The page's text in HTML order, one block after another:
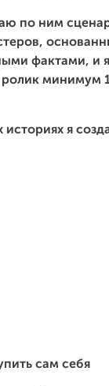
по ним
фактами, и
ролик минимум
я
сам себя